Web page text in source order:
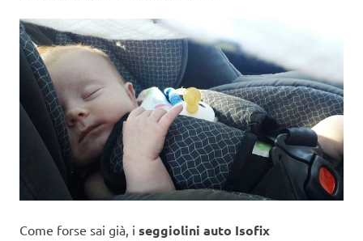
Come forse sai già, i seggiolini auto Isofix